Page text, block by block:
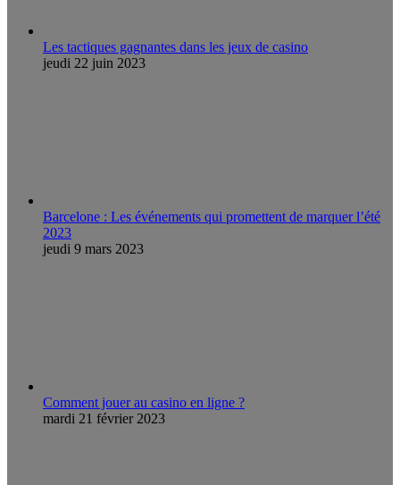
Les tactiques gagnantes dans les jeux de casino
jeudi 22 juin 2023
Barcelone : Les événements qui promettent de marquer l’été
2023
jeudi 9 mars 2023
Comment jouer au casino en ligne ?
mardi 21 février 2023